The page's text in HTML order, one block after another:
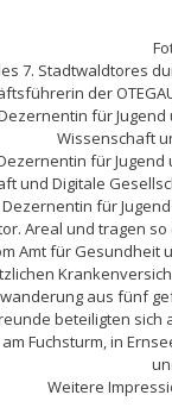
7. Stadtwaldtores
der
für
Wissenschaft
für
und Digitale
für
Areal und tragen
Amt für Gesundheit
aus fünf
beteiligten
Fuchsturm, in
Weitere